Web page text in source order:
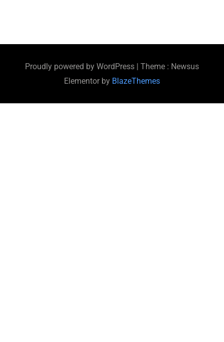
Proudly powered by WordPress | Theme : Newsus
Elementor by BlazeThemes